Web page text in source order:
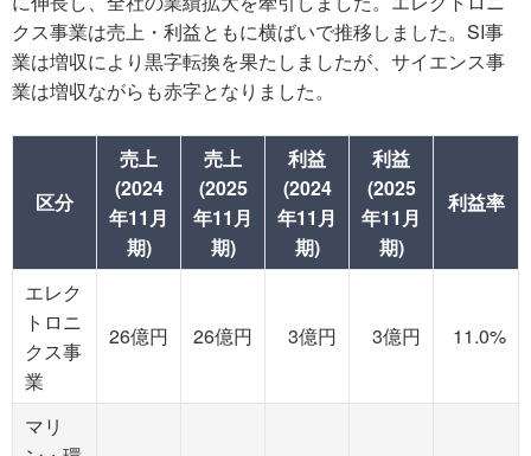
クス事業は売上・利益ともに横ばいで推移しました。SI事
業は増収により黒字転換を果たしましたが、サイエンス事
業は増収ながらも赤字となりました。
区分
売上
(2024
年11月
期)
売上
(2025
年11月
期)
利益
(2024
年11月
期)
利益
(2025
年11月
期)
利益率
エレク
トロニ
クス事
業
26億円 26億円 3億円 3億円 11.0%
マリ